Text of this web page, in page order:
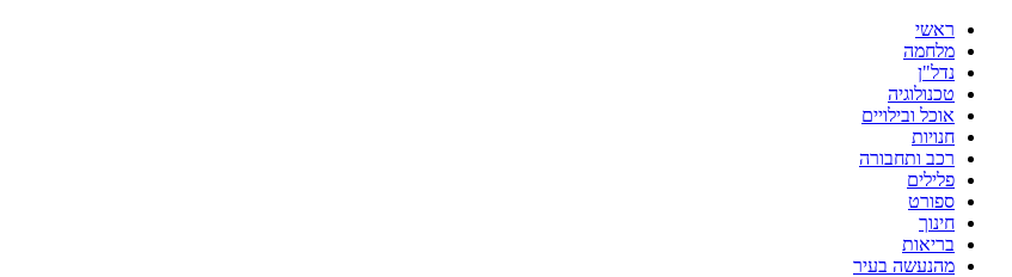
ראשי
מלחמה
נדל"ן
טכנולוגיה
אוכל ובילויים
חנויות
רכב ותחבורה
פלילים
ספורט
חינוך
בריאות
מהנעשה בעיר